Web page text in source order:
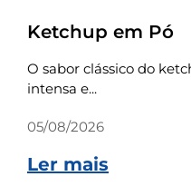
Ketchup em Pó
O sabor clássico do
intensa e...
05/08/2026
Ler mais